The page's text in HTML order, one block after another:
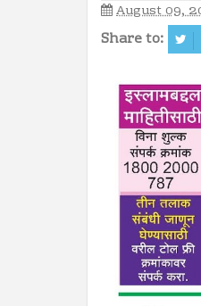
August 09,
Share to: